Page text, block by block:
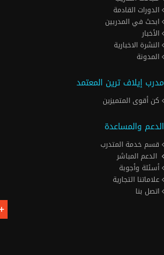
الدورات القادمة
ابحث في المدربين
الأخبار
النشرة الاخبارية
المدونة
مدرب إيلاف ترين المعتمد
كن أقوى المتميزين
الدعم والمساعدة
قسم خدمة المتدرب
الدعم المباشر
أسئلة وأجوبة
علاماتنا التجارية
اتصل بنا